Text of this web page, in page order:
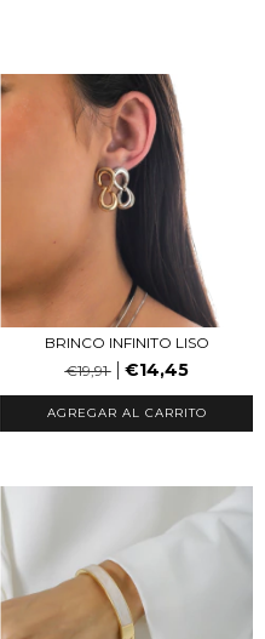
BRINCO INFINITO LISO
€19,91
€14,45